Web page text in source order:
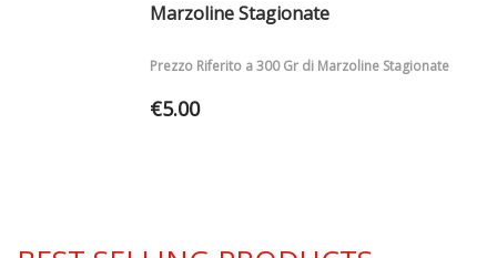
Marzoline Stagionate
Prezzo Riferito a 300 Gr di Marzoline Stagionate